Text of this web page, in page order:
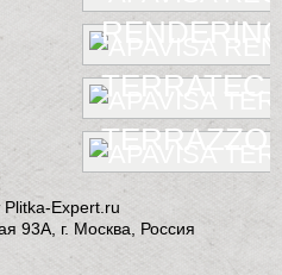
TERRATEC
TERRAZZO
Plitka-Expert.ru
93А г. Москва
Россия